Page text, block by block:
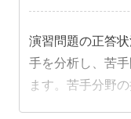
演習問題の正答
手を分析し、苦
ます。苦手分野